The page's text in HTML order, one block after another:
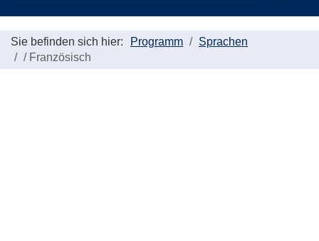
Sie befinden sich hier: Programm
Sprachen
/ Französisch